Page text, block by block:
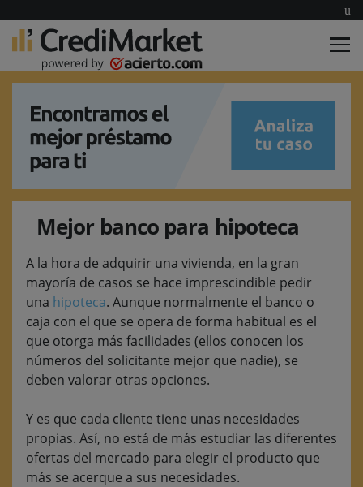
Mejor banco para hipoteca
A la hora de adquirir una vivienda, en la gran
mayoría de casos se hace imprescindible pedir
una hipoteca. Aunque normalmente el banco o
caja con el que se opera de forma habitual es el
que otorga más facilidades (ellos conocen los
números del solicitante mejor que nadie), se
deben valorar otras opciones.
Y es que cada cliente tiene unas necesidades
propias. Así, no está de más estudiar las diferentes
ofertas del mercado para elegir el producto que
más se acerque a sus necesidades.